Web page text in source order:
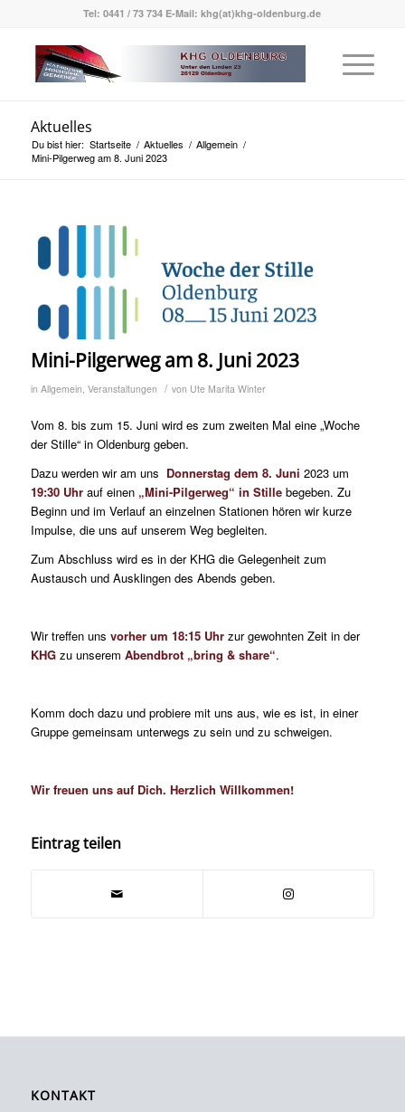
Tel: 0441 / 73 734 E-Mail: khg(at)khg-oldenburg.de
Aktuelles
Du bist hier: Startseite / Aktuelles / Allgemein /
Mini-Pilgerweg am 8. Juni 2023
Mini-Pilgerweg am 8. Juni 2023
in Allgemein Veranstaltungen / von Ute Marita Winter
Vom 8. bis zum 15. Juni wird es zum zweiten Mal eine „Woche
der Stille“ in Oldenburg geben.
Dazu werden wir am uns Donnerstag dem 8. Juni 2023 um
19:30 Uhrauf einen „Mini-Pilgerweg“ in Stillebegeben. Zu
Beginn und im Verlauf an einzelnen Stationen hören wir kurze
Impulse, die uns auf unserem Weg begleiten.
Zum Abschluss wird es in der KHG die Gelegenheit zum
Austausch und Ausklingen des Abends geben.
Wir treffen uns vorher um 18:15 Uhrzur gewohnten Zeit in der
KHGzu unserem Abendbrot „bring & share“.
Komm doch dazu und probiere mit uns aus, wie es ist, in einer
Gruppe gemeinsam unterwegs zu sein und zu schweigen.
Wir freuen uns auf Dich. Herzlich Willkommen!
Eintrag teilen
KONTAKT